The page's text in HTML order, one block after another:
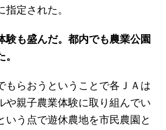
定された。
験も盛んだ。都内でも農業公園
らおうということで各ＪＡは
や親子農業体験に取り組んでい
いう点で遊休農地を市民農園と